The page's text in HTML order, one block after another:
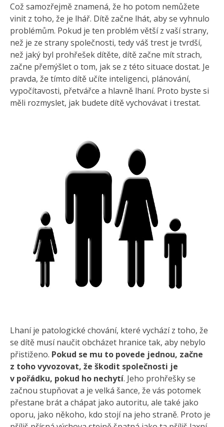
Což samozřejmě znamená, že ho potom nemůžete
vinit z toho, že je lhář. Dítě začne lhát, aby se vyhnulo
problémům. Pokud je ten problém větší z vaší strany,
než je ze strany společnosti, tedy váš trest je tvrdší,
než jaký byl prohřešek dítěte, dítě začne mít strach,
začne přemýšlet o tom, jak se z této situace dostat. Je
pravda, že tímto dítě učíte inteligenci, plánování,
vypočítavosti, přetvářce a hlavně lhaní. Proto byste si
měli rozmyslet, jak budete dítě vychovávat i trestat.
Lhaní je patologické chování, které vychází z toho, že
se dítě musí naučit obcházet hranice tak, aby nebylo
přistiženo. Pokud se mu to povede jednou, začne
z toho vyvozovat, že škodit společnosti je
v pořádku, pokud ho nechytí. Jeho prohřešky se
začnou stupňovat a je velká šance, že vás potomek
přestane brát a chápat jako autoritu, ale také jako
oporu, jako někoho, kdo stojí na jeho straně. Proto je